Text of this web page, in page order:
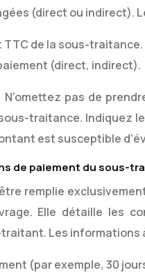
(direct ou indirect).
TTC de la sous-traitance.
(direct, indirect).
N’omettez pas de
traitance. Indiquez
est susceptible
de paiement du sous-
remplie
Elle détaille les
Les informations
(par exemple, 30